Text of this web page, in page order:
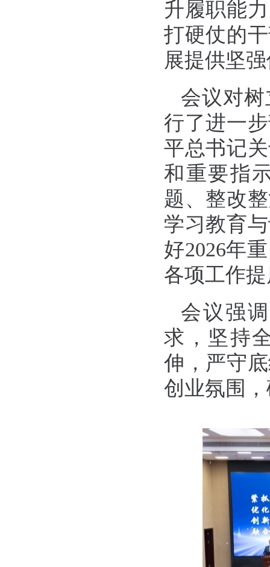
升履职能
打硬仗的
展提供坚
会议对
行了进一
平总书记
和重要指
题、整改
学习教育
好2026年
各项工作
会议强
求，坚持
伸，严守
创业氛围